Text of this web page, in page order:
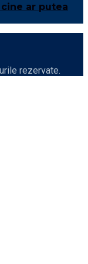
ar putea
rezervate.